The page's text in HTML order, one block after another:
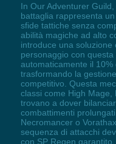
In Our Adventurer
battaglia rappresenta
sfide tattiche senza
abilità magiche ad alto
introduce una
personaggio con
automaticamente il 10%
trasformando la
competitivo. Questa
classi come High Mage,
trovano a dover
combattimenti
Necromancer o
sequenza di attacchi
con SP Regen